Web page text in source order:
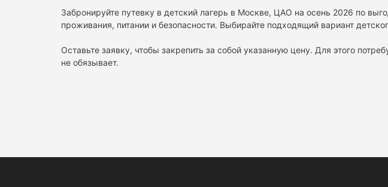
Забронируйте путевку в детский лагерь в Москве, ЦАО на осень 2026 по
проживания, питании и безопасности. Выбирайте подходящий вариант
Оставьте заявку, чтобы закрепить за собой указанную цену. Для этого
не обязывает.